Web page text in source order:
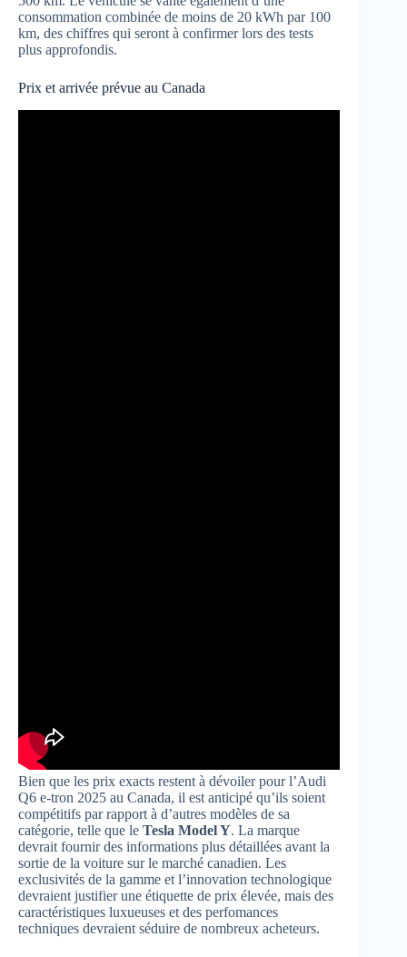
consommation combinée de moins de 20 kWh par 100
km, des chiffres qui seront à confirmer lors des tests
plus approfondis.
Prix et arrivée prévue au Canada
Bien que les prix exacts restent à dévoiler pour l’Audi
Q6 e-tron 2025 au Canada, il est anticipé qu’ils soient
compétitifs par rapport à d’autres modèles de sa
catégorie, telle que le Tesla Model Y. La marque
devrait fournir des informations plus détaillées avant la
sortie de la voiture sur le marché canadien. Les
exclusivités de la gamme et l’innovation technologique
devraient justifier une étiquette de prix élevée, mais des
caractéristiques luxueuses et des perfomances
techniques devraient séduire de nombreux acheteurs.